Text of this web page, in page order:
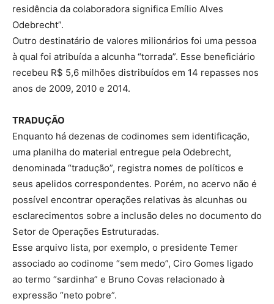
residência da colaboradora significa Emílio Alves
Odebrecht”.
Outro destinatário de valores milionários foi uma pessoa
à qual foi atribuída a alcunha “torrada”. Esse beneficiário
recebeu R$ 5,6 milhões distribuídos em 14 repasses nos
anos de 2009, 2010 e 2014.
TRADUÇÃO
Enquanto há dezenas de codinomes sem identificação,
uma planilha do material entregue pela Odebrecht,
denominada “tradução”, registra nomes de políticos e
seus apelidos correspondentes. Porém, no acervo não é
possível encontrar operações relativas às alcunhas ou
esclarecimentos sobre a inclusão deles no documento do
Setor de Operações Estruturadas.
Esse arquivo lista, por exemplo, o presidente Temer
associado ao codinome “sem medo”, Ciro Gomes ligado
ao termo “sardinha” e Bruno Covas relacionado à
expressão “neto pobre”.